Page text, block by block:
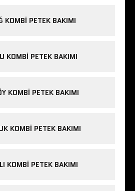
KOMBI PETEK BAKIMI
KOMBI PETEK BAKIMI
KOMBI PETEK BAKIMI
KOMBI PETEK BAKIMI
KOMBI PETEK BAKIMI